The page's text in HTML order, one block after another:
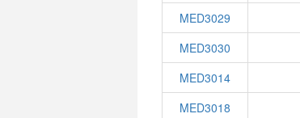
MED3029
MED3030
MED3014
MED3018